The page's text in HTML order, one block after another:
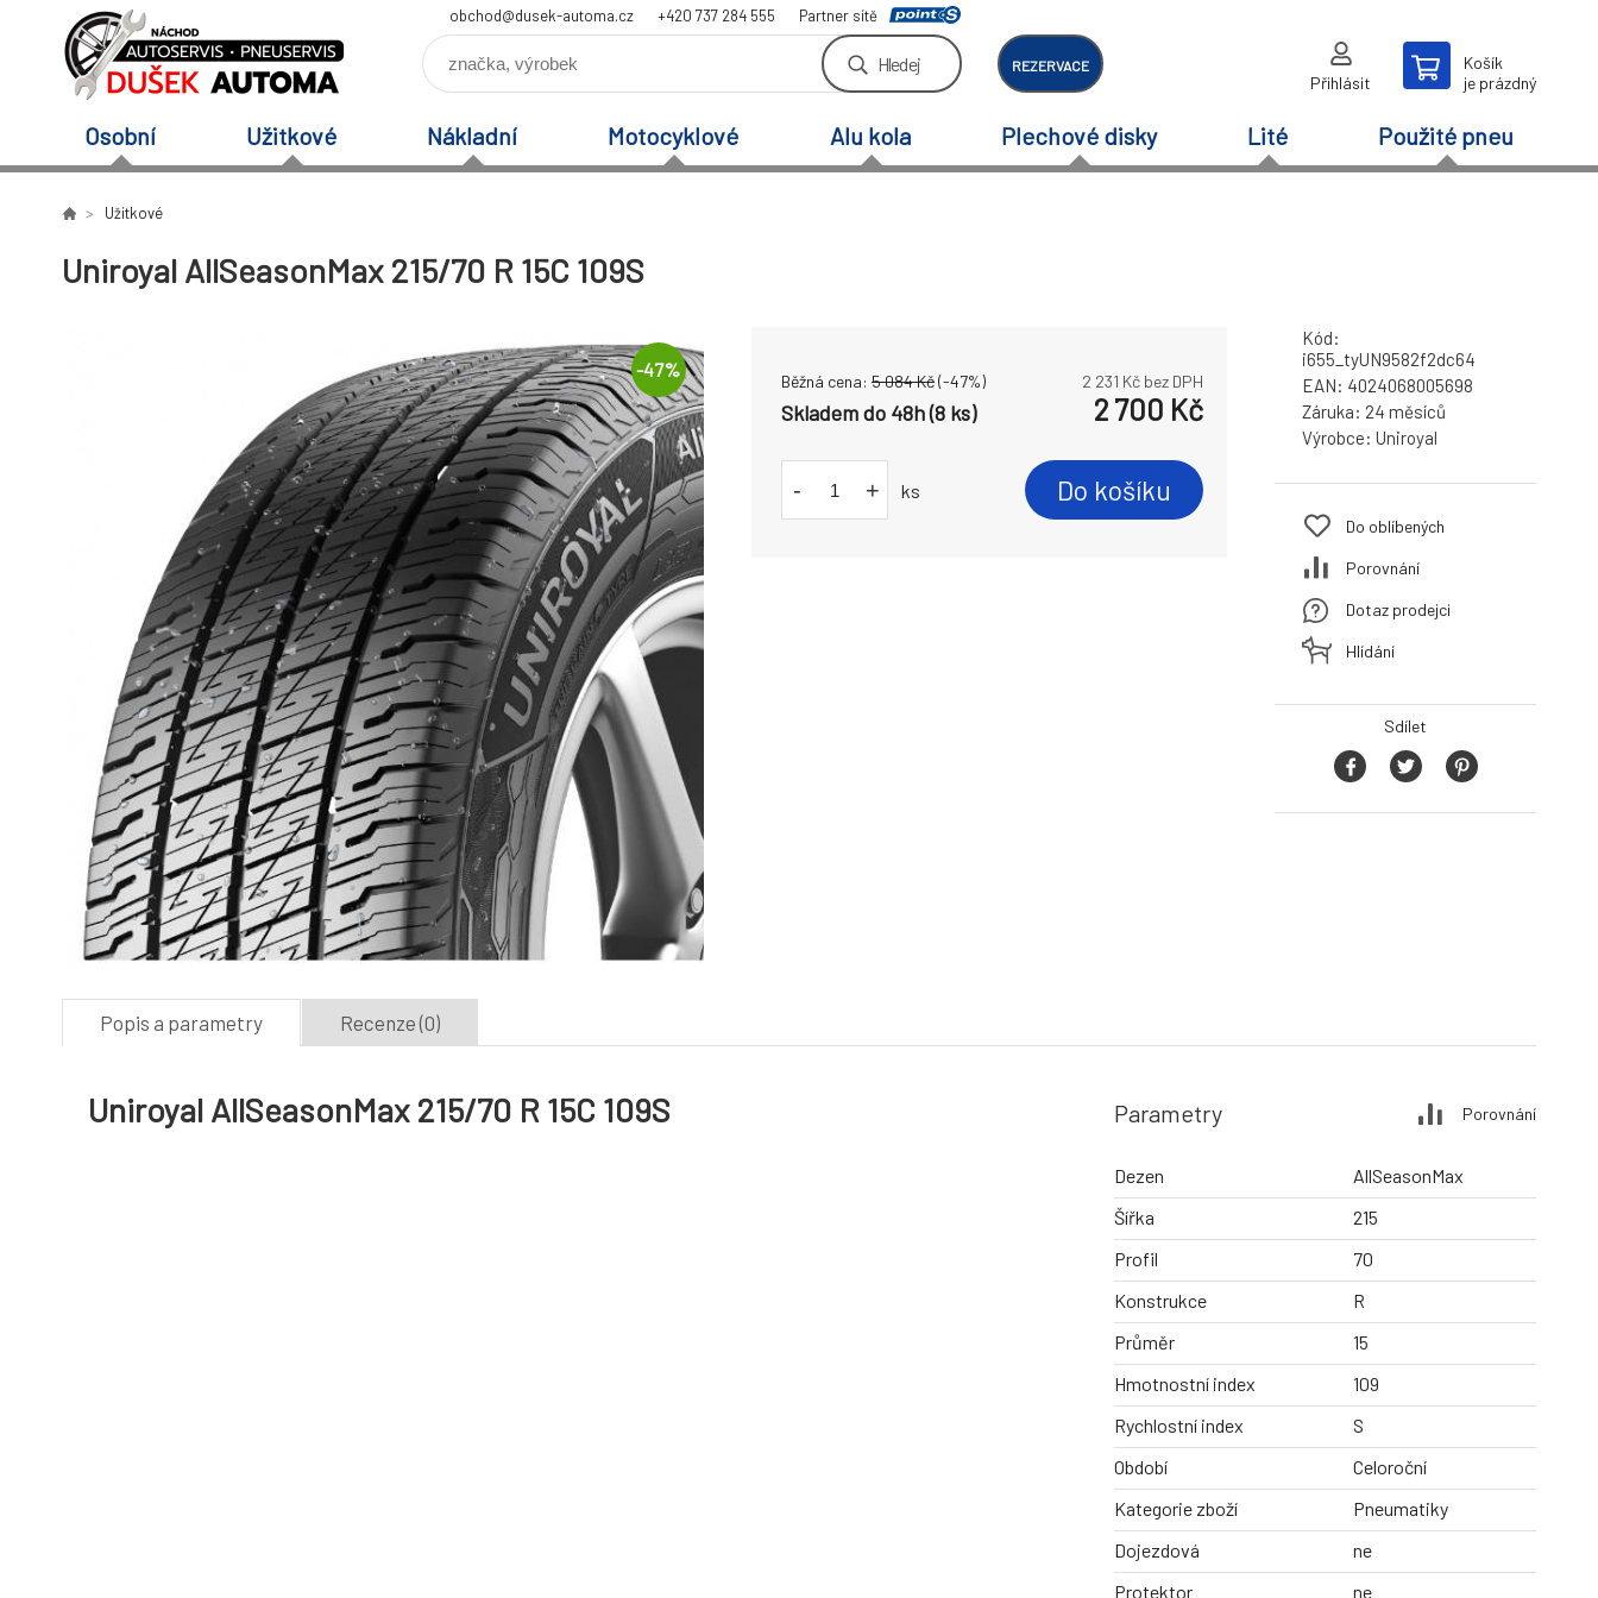
obchod@dusek-automa.cz +420 737 284 555 Partner sítě
Hledej REZERVACE
Přihlásit
Košík
je prázdný
Osobní Užitkové Nákladní Motocyklové Alu kola Plechové disky Lité Použité pneu
Užitkové
Uniroyal AllSeasonMax 215/70 R 15C 109S
-47%
Běžná cena: 5 084Kč(-47%) 2 231 Kč bez DPH
Skladem do 48h (8 ks) 2 700 Kč
- + ks Do košíku
Kód:
i655_tyUN9582f2dc64
EAN: 4024068005698
Záruka: 24 měsíců
Výrobce: Uniroyal
Do oblíbených
Porovnání
Dotaz prodejci
Hlídání
Sdílet
Popis a parametry Recenze (0)
Uniroyal AllSeasonMax 215/70 R 15C 109S Parametry Porovnání
Dezen
AllSeasonMax
Šířka
215
Profil
70
Konstrukce
R
Průměr
15
Hmotnostní index
109
Rychlostní index
S
Období
Celoroční
Kategorie zboží
Pneumatiky
Dojezdová
ne
Protektor
ne